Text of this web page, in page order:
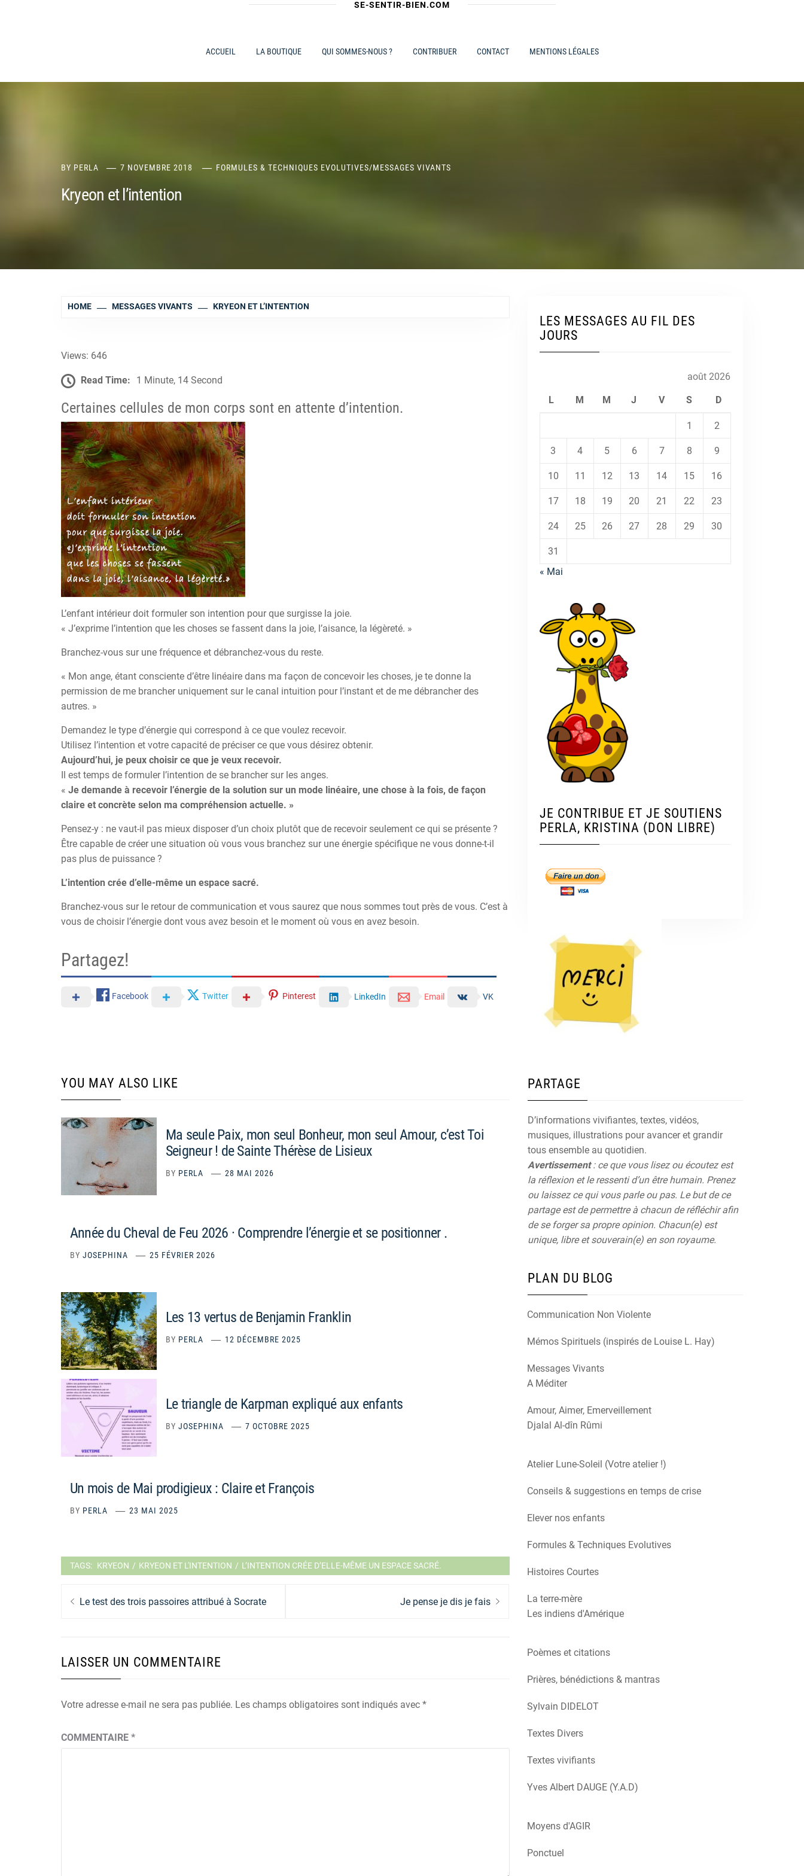
SE-SENTIR-BIEN.COM
ACCUEIL LA BOUTIQUE QUI SOMMES-NOUS ? CONTRIBUER CONTACT MENTIONS LÉGALES
BY PERLA 7 NOVEMBRE 2018 FORMULES & TECHNIQUES EVOLUTIVES/MESSAGES VIVANTS
Kryeon et l’intention
HOME MESSAGES VIVANTS KRYEON ET L’INTENTION
Views: 646
Read Time: 1 Minute, 14 Second
Certaines cellules de mon corps sont en attente d’intention.
L’enfant intérieur doit formuler son intention pour que surgisse la joie.
« J’exprime l’intention que les choses se fassent dans la joie, l’aisance, la légèreté. »
Branchez-vous sur une fréquence et débranchez-vous du reste.
« Mon ange, étant consciente d’être linéaire dans ma façon de concevoir les choses, je te donne la
permission de me brancher uniquement sur le canal intuition pour l’instant et de me débrancher des
autres. »
Demandez le type d’énergie qui correspond à ce que voulez recevoir.
Utilisez l’intention et votre capacité de préciser ce que vous désirez obtenir.
Aujourd’hui, je peux choisir ce que je veux recevoir.
Il est temps de formuler l’intention de se brancher sur les anges.
« Je demande à recevoir l’énergie de la solution sur un mode linéaire, une chose à la fois, de façon
claire et concrète selon ma compréhension actuelle. »
Pensez-y : ne vaut-il pas mieux disposer d’un choix plutôt que de recevoir seulement ce qui se présente ?
Être capable de créer une situation où vous vous branchez sur une énergie spécifique ne vous donne-t-il
pas plus de puissance ?
L’intention crée d’elle-même un espace sacré.
Branchez-vous sur le retour de communication et vous saurez que nous sommes tout près de vous. C’est à
vous de choisir l’énergie dont vous avez besoin et le moment où vous en avez besoin.
Partagez!
Facebook Twitter Pinterest LinkedIn Email VK
YOU MAY ALSO LIKE
Ma seule Paix, mon seul Bonheur, mon seul Amour, c’est Toi
Seigneur ! de Sainte Thérèse de Lisieux
BY PERLA 28 MAI 2026
Année du Cheval de Feu 2026 · Comprendre l’énergie et se positionner .
BY JOSEPHINA 25 FÉVRIER 2026
Les 13 vertus de Benjamin Franklin
BY PERLA 12 DÉCEMBRE 2025
Le triangle de Karpman expliqué aux enfants
BY JOSEPHINA 7 OCTOBRE 2025
Un mois de Mai prodigieux : Claire et François
BY PERLA 23 MAI 2025
TAGS: KRYEON / KRYEON ET L'INTENTION / L’INTENTION CRÉE D’ELLE-MÊME UN ESPACE SACRÉ.
Navigation
Previous
Le test des trois passoires attribué à Socrate
Next
Je pense je dis je fais
LAISSER UN COMMENTAIRE
Votre adresse e-mail ne sera pas publiée. Les champs obligatoires sont indiqués avec *
COMMENTAIRE *
LES MESSAGES AU FIL DES
JOURS
août 2026
L M M J V S D
1 2
3 4 5 6 7 8 9
10 11 12 13 14 15 16
17 18 19 20 21 22 23
24 25 26 27 28 29 30
31
« Mai
JE CONTRIBUE ET JE SOUTIENS
PERLA, KRISTINA (DON LIBRE)
PARTAGE
D’informations vivifiantes, textes, vidéos,
musiques, illustrations pour avancer et grandir
tous ensemble au quotidien.
Avertissement: ce que vous lisez ou écoutez est
la réflexion et le ressenti d’un être humain. Prenez
ou laissez ce qui vous parle ou pas. Le but de ce
partage est de permettre à chacun de réfléchir afin
de se forger sa propre opinion. Chacun(e) est
unique, libre et souverain(e) en son royaume.
PLAN DU BLOG
Communication Non Violente
Mémos Spirituels (inspirés de Louise L. Hay)
Messages Vivants
A Méditer
Amour, Aimer, Emerveillement
Djalal Al-dîn Rûmi
Atelier Lune-Soleil (Votre atelier !)
Conseils & suggestions en temps de crise
Elever nos enfants
Formules & Techniques Evolutives
Histoires Courtes
La terre-mère
Les indiens d'Amérique
Poèmes et citations
Prières, bénédictions & mantras
Sylvain DIDELOT
Textes Divers
Textes vivifiants
Yves Albert DAUGE (Y.A.D)
Moyens d'AGIR
Ponctuel